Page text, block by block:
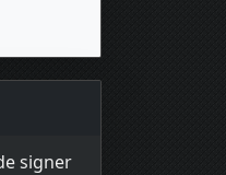
signer